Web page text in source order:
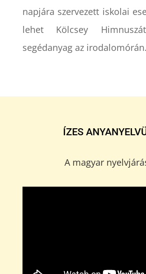
napjára szervezett iskolai
lehet Kölcsey
segédanyag az irodalomórán.
ÍZES
A magyar